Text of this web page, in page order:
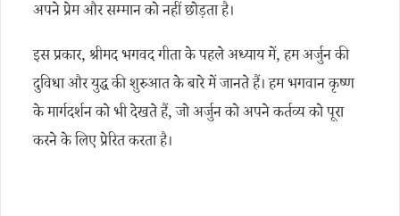
अपने प्रेम और सम्मान को नहीं छोड़ता है।
इस प्रकार, श्रीमद भगवद गीता के पहले अध्याय में, हम अर्जुन की
दुविधा और युद्ध की शुरुआत के बारे में जानते हैं। हम भगवान कृष्ण
के मार्गदर्शन को भी देखते हैं, जो अर्जुन को अपने कर्तव्य को पूरा
करने के लिए प्रेरित करता है।